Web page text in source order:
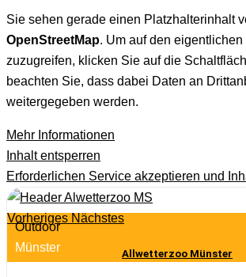
Sie sehen gerade einen Platzhalterinhalt
OpenStreetMap. Um auf den eigentlichen
zuzugreifen, klicken Sie auf die
beachten Sie, dass dabei Daten an
weitergegeben werden.
Mehr Informationen
Inhalt entsperren
Erforderlichen Service akzeptieren und
Vorheriges Nächstes
Outdoor
Münster
Allwetterzoo Münster